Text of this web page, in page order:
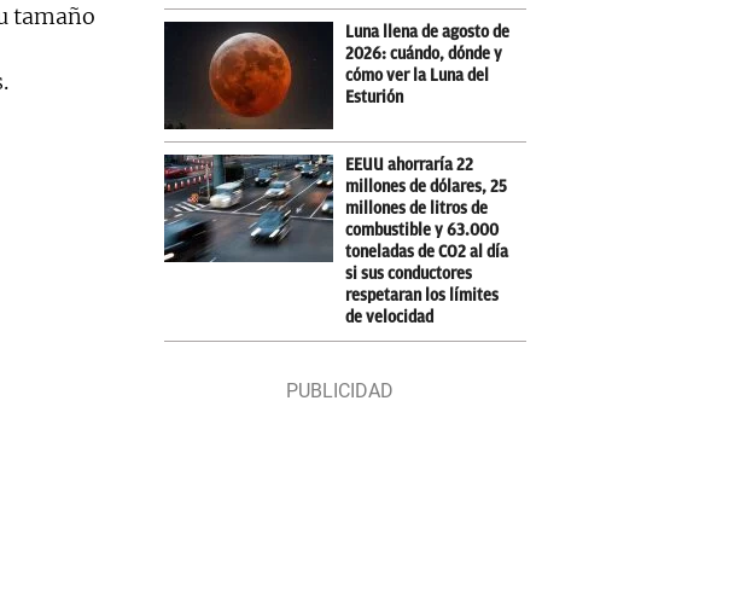
tamaño
Luna llena de agosto de
2026: cuándo, dónde y
cómo ver la Luna del
Esturión
EEUU ahorraría 22
millones de dólares, 25
millones de litros de
combustible y 63.000
toneladas de CO2 al día
si sus conductores
respetaran los límites
de velocidad